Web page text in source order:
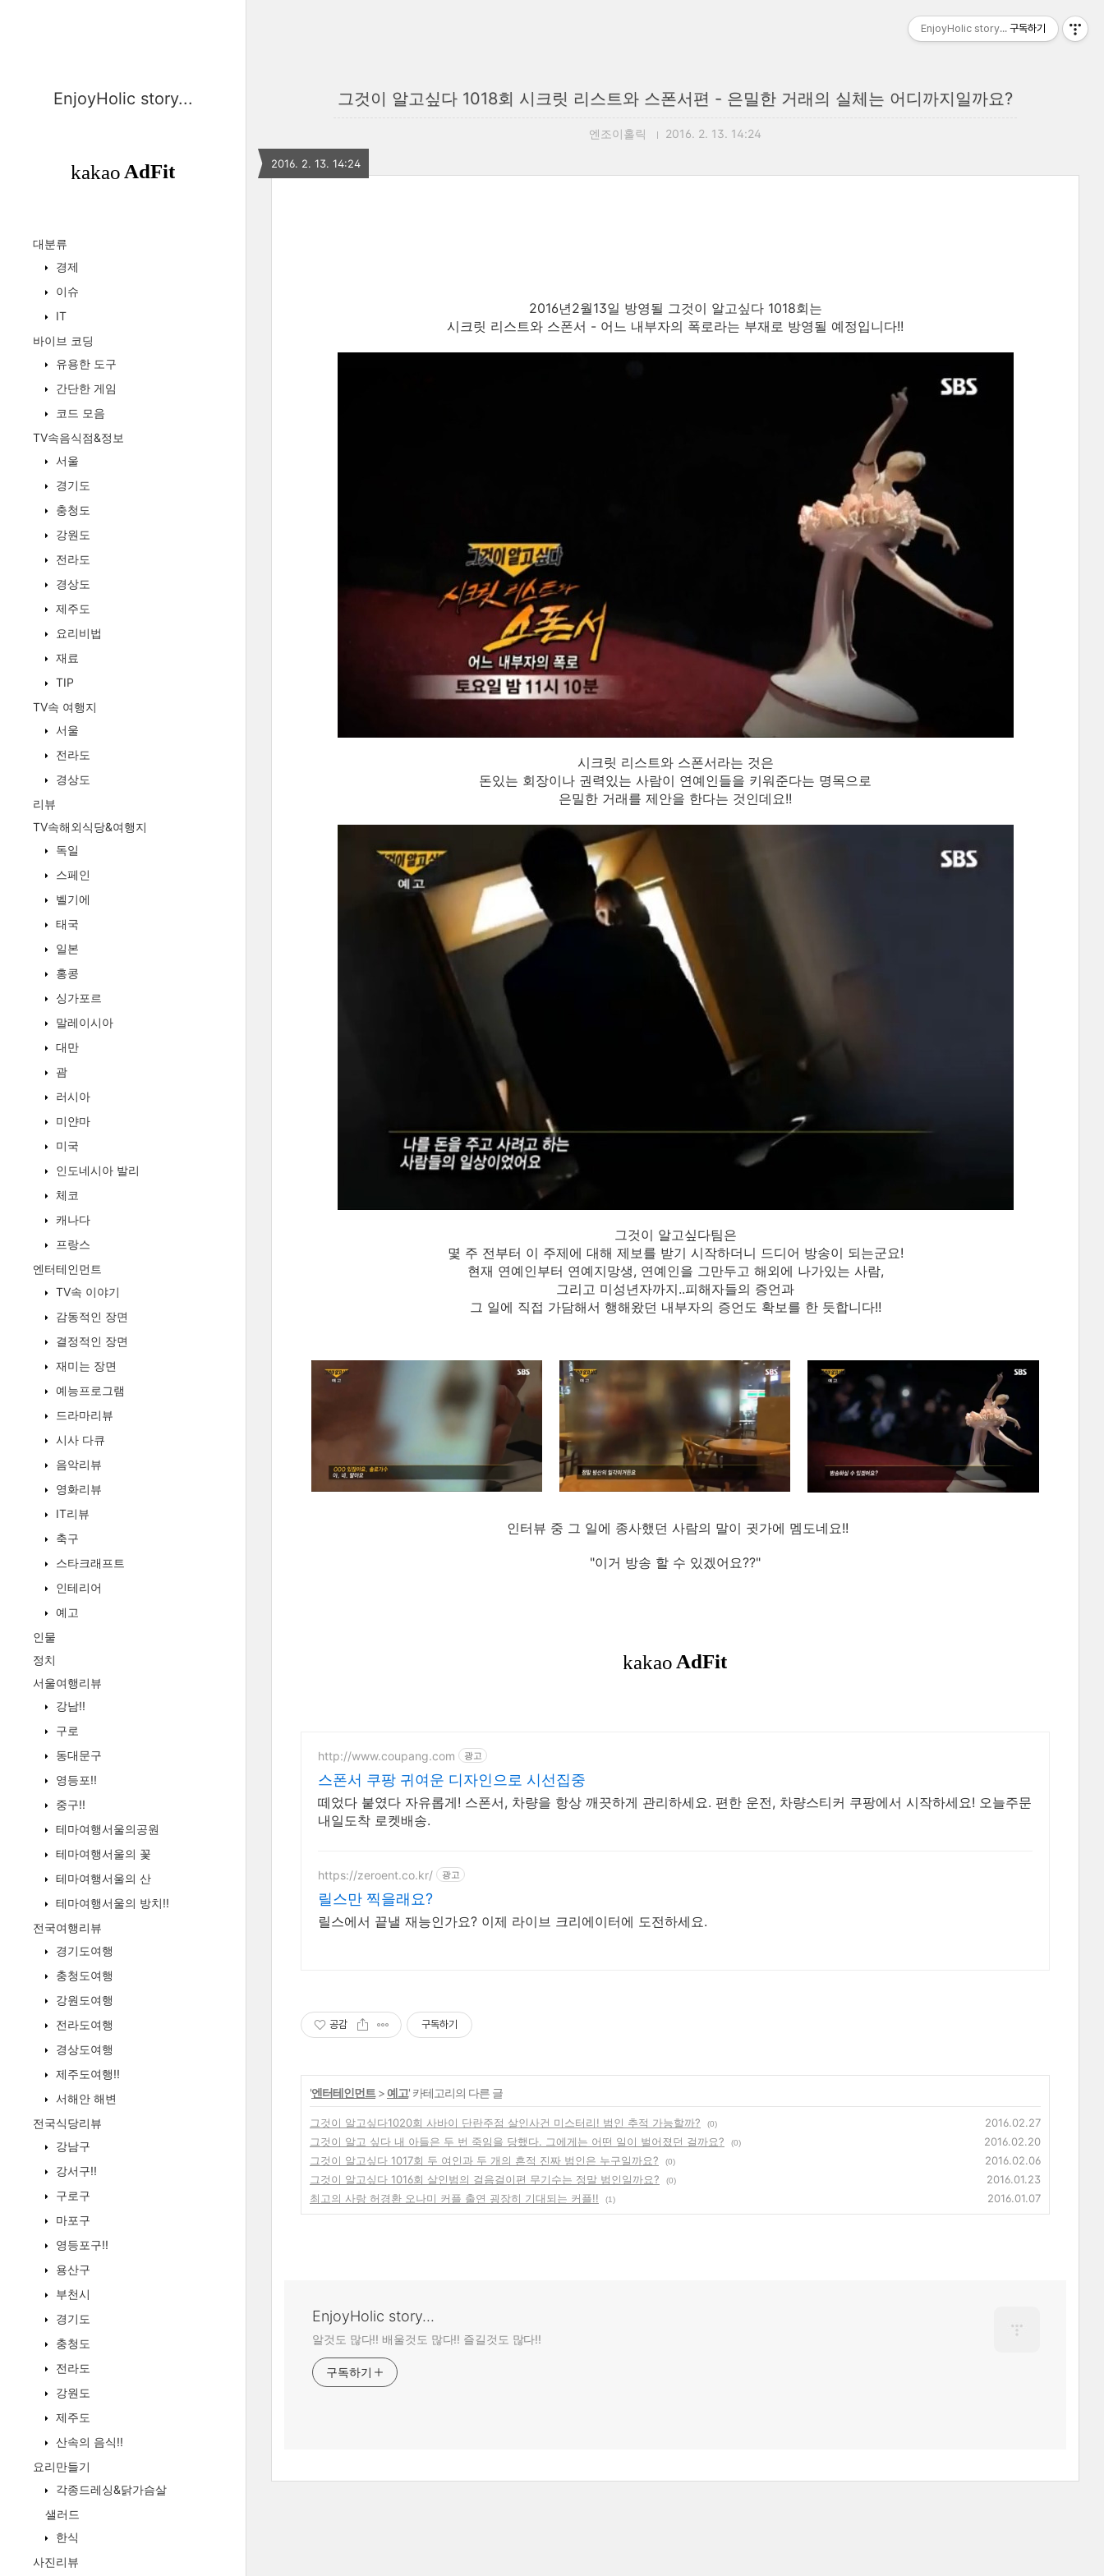
EnjoyHolic story...
대분류
경제
이슈
IT
바이브 코딩
유용한 도구
간단한 게임
코드 모음
TV속음식점&정보
서울
경기도
충청도
강원도
전라도
경상도
제주도
요리비법
재료
TIP
TV속 여행지
서울
전라도
경상도
리뷰
TV속해외식당&여행지
독일
스페인
벨기에
태국
일본
홍콩
싱가포르
말레이시아
대만
괌
러시아
미얀마
미국
인도네시아 발리
체코
캐나다
프랑스
엔터테인먼트
TV속 이야기
감동적인 장면
결정적인 장면
재미는 장면
예능프로그램
드라마리뷰
시사 다큐
음악리뷰
영화리뷰
IT리뷰
축구
스타크래프트
인테리어
예고
인물
정치
서울여행리뷰
강남!!
구로
동대문구
영등포!!
중구!!
테마여행서울의공원
테마여행서울의 꽃
테마여행서울의 산
테마여행서울의 방치!!
전국여행리뷰
경기도여행
충청도여행
강원도여행
전라도여행
경상도여행
제주도여행!!
서해안 해변
전국식당리뷰
강남구
강서구!!
구로구
마포구
영등포구!!
용산구
부천시
경기도
충청도
전라도
강원도
제주도
산속의 음식!!
요리만들기
각종드레싱&닭가슴살
샐러드
한식
사진리뷰
그것이 알고싶다 1018회 시크릿 리스트와 스폰서편 - 은밀한 거래의 실체는 어디까지일까요?
엔조이홀릭 2016. 2. 13. 14:24
2016. 2. 13. 14:24
2016년2월13일 방영될 그것이 알고싶다 1018회는
시크릿 리스트와 스폰서 - 어느 내부자의 폭로라는 부재로 방영될 예정입니다!!
시크릿 리스트와 스폰서라는 것은
돈있는 회장이나 권력있는 사람이 연예인들을 키워준다는 명목으로
은밀한 거래를 제안을 한다는 것인데요!!
그것이 알고싶다팀은
몇 주 전부터 이 주제에 대해 제보를 받기 시작하더니 드디어 방송이 되는군요!
현재 연예인부터 연예지망생, 연예인을 그만두고 해외에 나가있는 사람,
그리고 미성년자까지..피해자들의 증언과
그 일에 직접 가담해서 행해왔던 내부자의 증언도 확보를 한 듯합니다!!
인터뷰 중 그 일에 종사했던 사람의 말이 귓가에 멤도네요!!
"이거 방송 할 수 있겠어요??"
http://www.coupang.com 광고
스폰서 쿠팡 귀여운 디자인으로 시선집중
떼었다 붙였다 자유롭게! 스폰서, 차량을 항상 깨끗하게 관리하세요. 편한 운전, 차량스티커 쿠팡에서 시작하세요! 오늘주문
내일도착 로켓배송.
https://zeroent.co.kr/ 광고
릴스만 찍을래요?
릴스에서 끝낼 재능인가요? 이제 라이브 크리에이터에 도전하세요.
공감 구독하기
'엔터테인먼트 > 예고' 카테고리의 다른 글
그것이 알고싶다1020회 사바이 단란주점 살인사건 미스터리! 범인 추적 가능할까? (0)
2016.02.27
그것이 알고 싶다 내 아들은 두 번 죽임을 당했다. 그에게는 어떤 일이 벌어졌던 걸까요?
(0)
2016.02.20
그것이 알고싶다 1017회 두 여인과 두 개의 흔적 진짜 범인은 누구일까요?
(0)
2016.02.06
그것이 알고싶다 1016회 살인범의 걸음걸이편 무기수는 정말 범인일까요?
(0)
2016.01.23
최고의 사랑 허경환 오나미 커플 출연 굉장히 기대되는 커플!!
(1) 2016.01.07
EnjoyHolic story...
알것도 많다!! 배울것도 많다!! 즐길것도 많다!!
구독하기
EnjoyHolic story... 구독하기